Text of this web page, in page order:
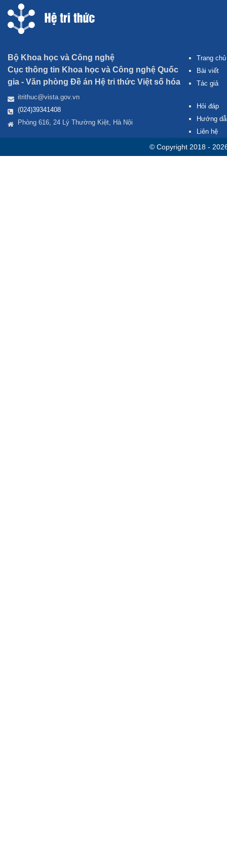
Bộ Khoa học và Công nghệ
Cục thông tin Khoa học và Công nghệ Quốc
gia - Văn phòng Đề án Hệ tri thức Việt số hóa
itrithuc@vista.gov.vn
(024)39341408
Phòng 616, 24 Lý Thường Kiệt, Hà Nội
Trang chủ
Bài viết
Tác giả
Hỏi đáp
Hướng
Liên hệ
© Copyright 2018 -